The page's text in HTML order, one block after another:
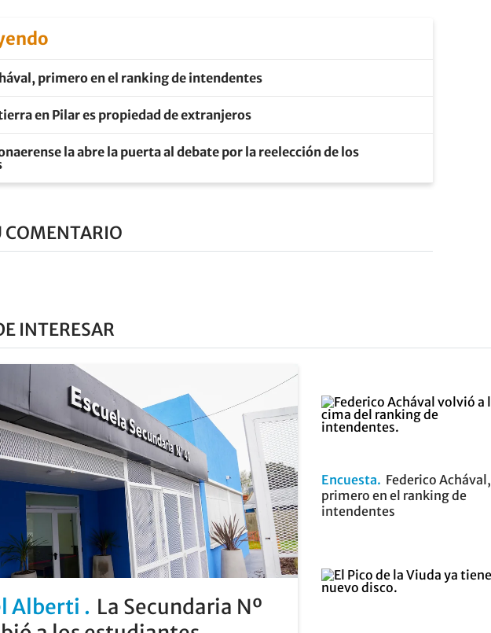
primero en el ranking de intendentes
en Pilar es propiedad de extranjeros
la abre la puerta al debate por la reelección de los
COMENTARIO
INTERESAR
Alberti
La Secundaria Nº
Encuesta
Federico Achával,
primero en el ranking de
intendentes